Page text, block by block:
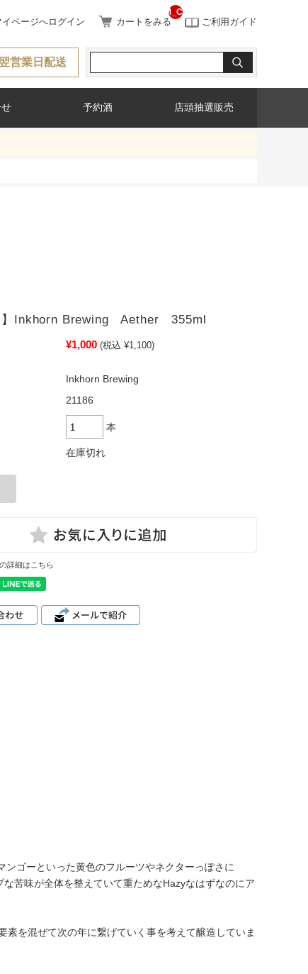
イページへログイン カートをみる
__ITM_CNT__
ご利用ガイド
営業日配送
予約酒 店頭抽選販売
】Inkhorn Brewing Aether 355ml
¥1,000 (税込 ¥1,100)
Inkhorn Brewing
21186
本
在庫切れ
詳細はこちら
ゴーといった黄色のフルーツやネクターっぽさに
苦味が全体を整えていて重ためなHazyなはずなのにア
を混ぜて次の年に繋げていく事を考えて醸造していま